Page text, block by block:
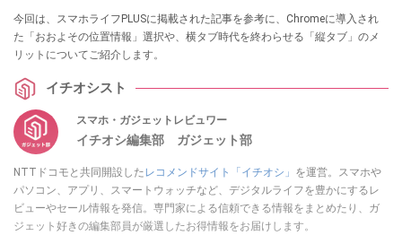
今回は、スマホライフPLUSに掲載された記事を参考に、Chromeに導入され
た「おおよその位置情報」選択や、横タブ時代を終わらせる「縦タブ」のメ
リットについてご紹介します。
イチオシスト
スマホ・ガジェットレビュワー
イチオシ編集部 ガジェット部
NTTドコモと共同開設した レコメンドサイト「イチオシ」 を運営。スマホや
パソコン、アプリ、スマートウォッチなど、デジタルライフを豊かにするレ
ビューやセール情報を発信。専門家による信頼できる情報をまとめたり、ガ
ジェット好きの編集部員が厳選したお得情報をお届けします。